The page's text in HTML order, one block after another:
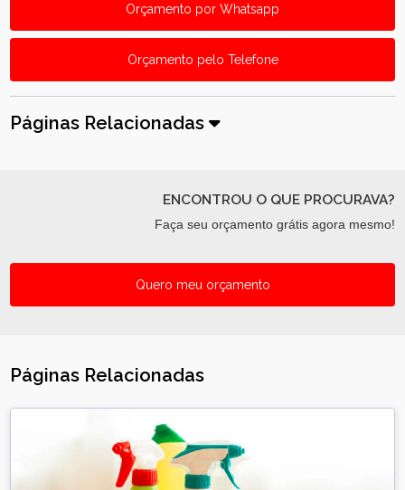
Orçamento por Whatsapp
Orçamento pelo Telefone
Páginas Relacionadas
ENCONTROU O QUE PROCURAVA?
Faça seu orçamento grátis agora mesmo!
Quero meu orçamento
Páginas Relacionadas